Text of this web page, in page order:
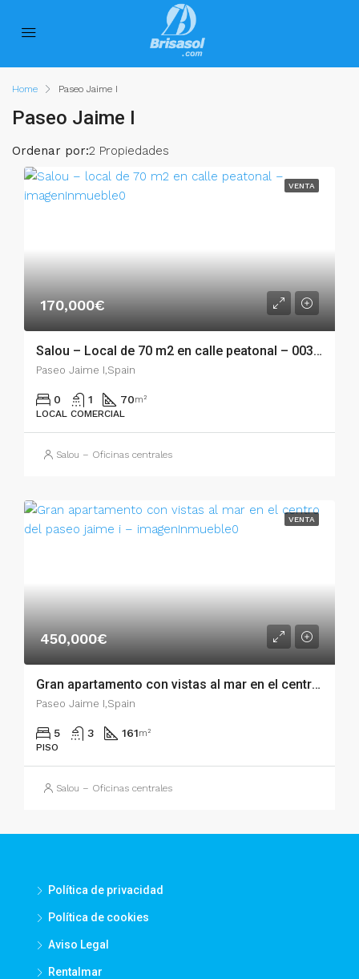
Home Paseo Jaime I
Paseo Jaime I
2 Propiedades
Ordenar por:
VENTA
170,000€
Salou – Local de 70 m2 en calle peatonal – 003.03185
Paseo Jaime I,Spain
0 1 70m²
LOCAL COMERCIAL
Salou – Oficinas centrales
VENTA
450,000€
Gran apartamento con vistas al mar en el centro del Paseo Jaime I – 003.03310
Paseo Jaime I,Spain
5 3 161m²
PISO
Salou – Oficinas centrales
Política de privacidad
Política de cookies
Aviso Legal
Rentalmar